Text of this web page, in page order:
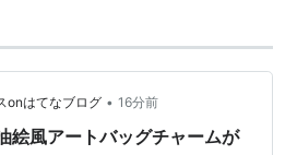
onはてなブログ • 16分前
絵風アートバッグチャームが